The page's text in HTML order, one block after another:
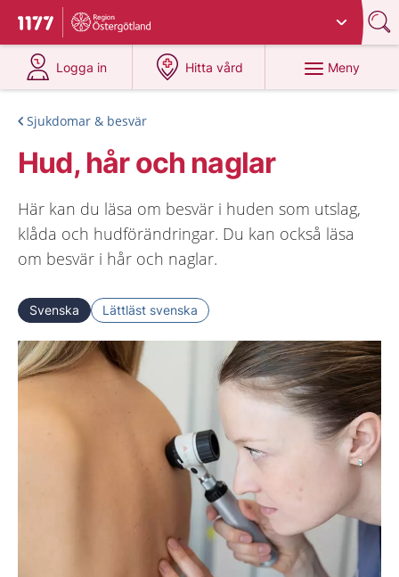
Till startsidan för 1177
Du har valt region
Logga in
på 1177.se
Hitta vård
på 1177.se
Meny
Sjukdomar & besvär
Hud, hår och naglar
Här kan du läsa om besvär i huden som utslag,
klåda och hudförändringar. Du kan också läsa
om besvär i hår och naglar.
Svenska Lättläst svenska